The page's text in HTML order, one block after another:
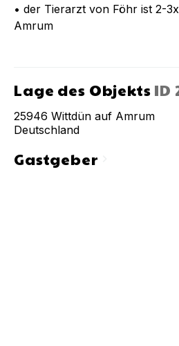
• der Tierarzt von Föhr ist 2-
Amrum
Lage des Objekts ID
25946 Wittdün auf Amrum
Deutschland
Gastgeberchevron_right